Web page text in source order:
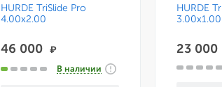
HURDE TriSlide Pro
4.00x2.00
46 000
₽
В наличии
HURDE
3.00x1.00
23 000